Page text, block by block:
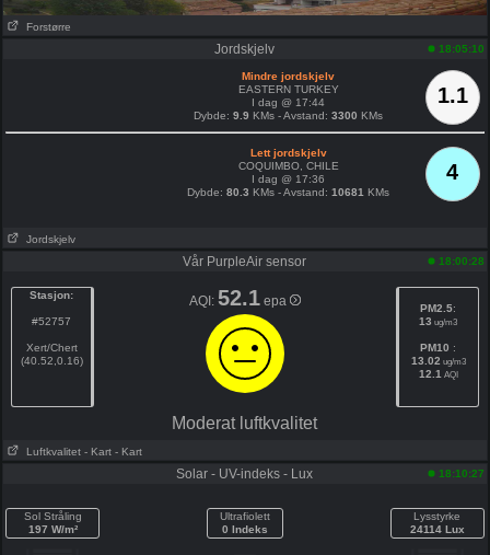
Forstørre
Jordskjelv 18:05:10
1.1
Mindre jordskjelv
EASTERN TURKEY
I dag @ 17:44
Dybde:9.9 KMs - Avstand:3300 KMs
4
Lett jordskjelv
COQUIMBO, CHILE
I dag @ 17:36
Dybde:80.3 KMs - Avstand:10681 KMs
Jordskjelv
Vår PurpleAir sensor 18:00:28
Stasjon:
#52757
Xert/Chert
(40.52,0.16)
AQI: 52.1 epa PM2.5:
13 ug/m3
PM10 :
13.02 ug/m3
12.1AQI
Moderat luftkvalitet
Luftkvalitet - Kart - Kart
Solar - UV-indeks - Lux 18:10:27
Sol Stråling
197 W/m²
Ultrafiolett
0 Indeks
Lysstyrke
24114 Lux